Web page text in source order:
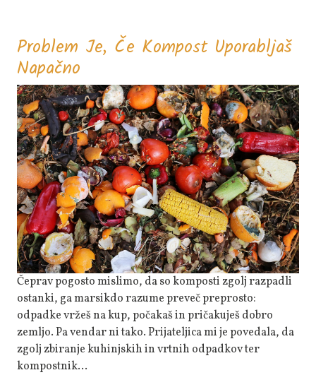
Problem Je, Če Kompost Uporabljaš
Napačno
Je,
Če
Kompost
Uporabljaš
Napačno
Čeprav pogosto mislimo, da so komposti zgolj razpadli
ostanki, ga marsikdo razume preveč preprosto:
odpadke vržeš na kup, počakaš in pričakuješ dobro
zemljo. Pa vendar ni tako. Prijateljica mi je povedala, da
zgolj zbiranje kuhinjskih in vrtnih odpadkov ter
kompostnik…